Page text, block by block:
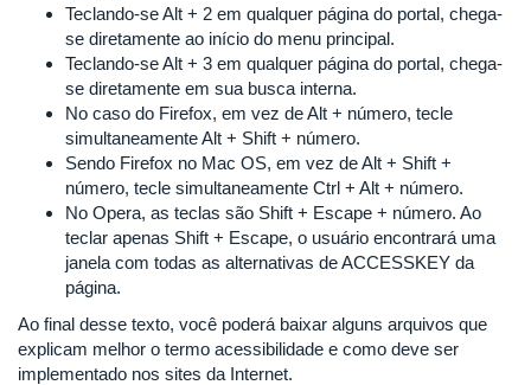
Teclando-se Alt + 2 em qualquer página do portal, chega-
se diretamente ao início do menu principal.
Teclando-se Alt + 3 em qualquer página do portal, chega-
se diretamente em sua busca interna.
No caso do Firefox, em vez de Alt + número, tecle
simultaneamente Alt + Shift + número.
Sendo Firefox no Mac OS, em vez de Alt + Shift +
número, tecle simultaneamente Ctrl + Alt + número.
No Opera, as teclas são Shift + Escape + número. Ao
teclar apenas Shift + Escape, o usuário encontrará uma
janela com todas as alternativas de ACCESSKEY da
página.
Ao final desse texto, você poderá baixar alguns arquivos que
explicam melhor o termo acessibilidade e como deve ser
implementado nos sites da Internet.